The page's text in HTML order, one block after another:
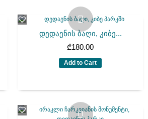
დედაენის ბაღი, კიბე...
₾180.00
Add to Cart